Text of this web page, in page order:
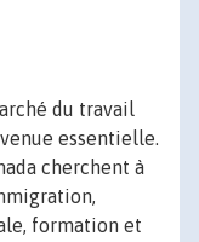
du travail
essentielle.
cherchent à
formation et